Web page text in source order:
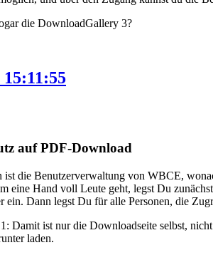
die DownloadGallery 3?
15:11:55
auf PDF-Download
die Benutzerverwaltung von WBCE,
eine Hand voll Leute geht, legst Du
ein. Dann legst Du für alle Personen, die
Damit ist nur die Downloadseite selbst,
laden.